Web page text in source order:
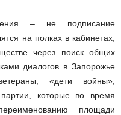
– не подписание
на полках в кабинетах,
через поиск общих
диалогов в Запорожье
«дети войны»,
партии, которые во время
площади